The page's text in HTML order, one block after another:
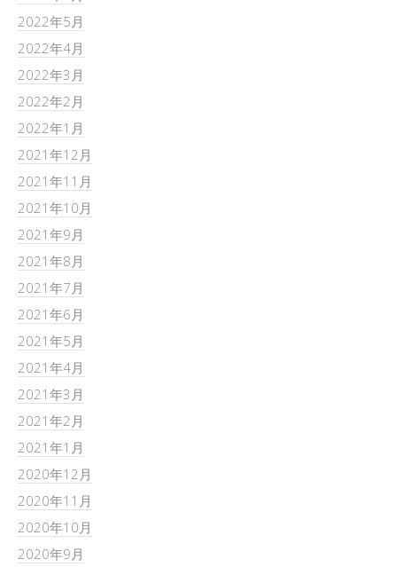
2022年5月
2022年4月
2022年3月
2022年2月
2022年1月
2021年12月
2021年11月
2021年10月
2021年9月
2021年8月
2021年7月
2021年6月
2021年5月
2021年4月
2021年3月
2021年2月
2021年1月
2020年12月
2020年11月
2020年10月
2020年9月